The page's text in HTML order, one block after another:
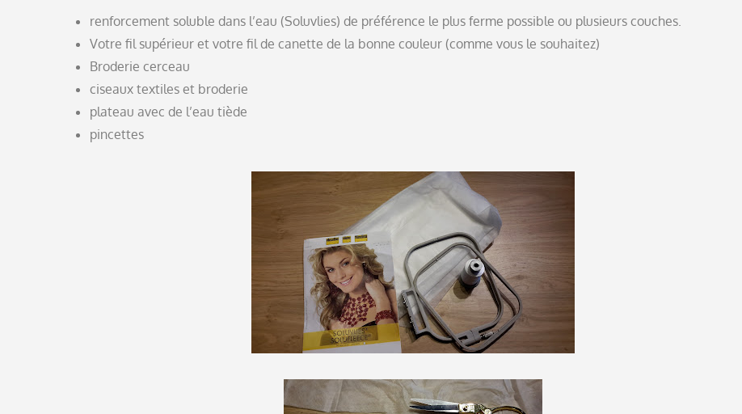
renforcement soluble dans l’eau (Soluvlies) de préférence le plus ferme possible ou plusieurs couches.
Votre fil supérieur et votre fil de canette de la bonne couleur (comme vous le souhaitez)
Broderie cerceau
ciseaux textiles et broderie
plateau avec de l’eau tiède
pincettes